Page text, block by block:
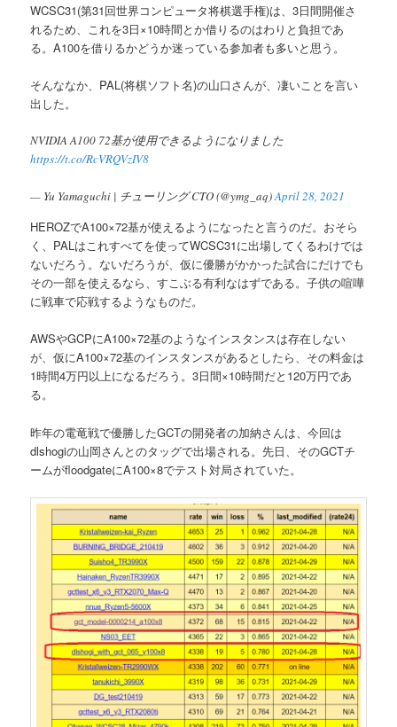
へ
移
動
WCSC31(第31回世界コンピュータ将棋選手権)は、3日間開催さ
れるため、これを3日×10時間とか借りるのはわりと負担であ
る。A100を借りるかどうか迷っている参加者も多いと思う。
そんななか、PAL(将棋ソフト名)の山口さんが、凄いことを言い
出した。
NVIDIA A100 72基が使用できるようになりました
https://t.co/RcVRQVzIV8
— Yu Yamaguchi | チューリング CTO (@ymg_aq)April 28, 2021
HEROZでA100×72基が使えるようになったと言うのだ。おそら
く、PALはこれすべてを使ってWCSC31に出場してくるわけでは
ないだろう。ないだろうが、仮に優勝がかかった試合にだけでも
その一部を使えるなら、すこぶる有利なはずである。子供の喧嘩
に戦車で応戦するようなものだ。
AWSやGCPにA100×72基のようなインスタンスは存在しない
が、仮にA100×72基のインスタンスがあるとしたら、その料金は
1時間4万円以上になるだろう。3日間×10時間だと120万円であ
る。
昨年の電竜戦で優勝したGCTの開発者の加納さんは、今回は
dlshogiの山岡さんとのタッグで出場される。先日、そのGCTチ
ームがfloodgateにA100×8でテスト対局されていた。